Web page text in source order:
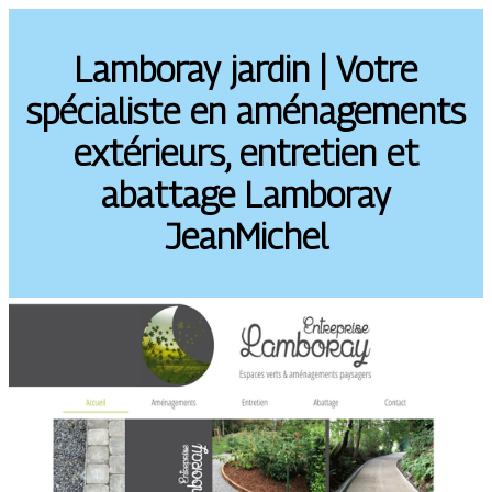
Lamboray jardin | Votre
spécialiste en aménage­ments
extérieurs, entretien et
abattage Lamboray
JeanMichel